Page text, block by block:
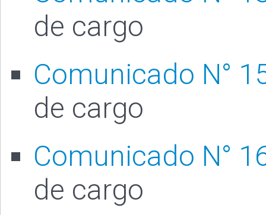
de cargo
Comunicado N°
de cargo
Comunicado N°
de cargo